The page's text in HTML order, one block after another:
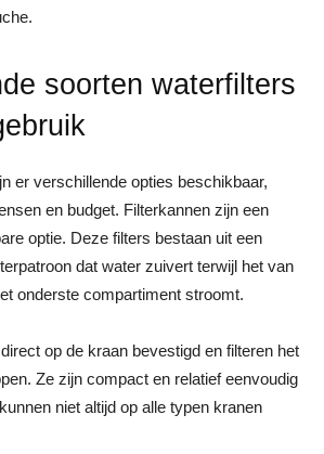
soorten waterfilters
er verschillende opties beschikbaar,
en budget. Filterkannen zijn een
optie. Deze filters bestaan uit een
dat water zuivert terwijl het van
onderste compartiment stroomt.
op de kraan bevestigd en filteren het
Ze zijn compact en relatief eenvoudig
niet altijd op alle typen kranen